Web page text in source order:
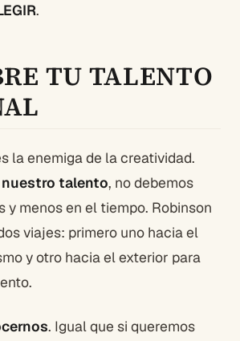
.
TU TALENTO
la enemiga de la creatividad.
talento, no debemos
y menos en el tiempo. Robinson
viajes: primero uno hacia el
y otro hacia el exterior para
. Igual que si queremos